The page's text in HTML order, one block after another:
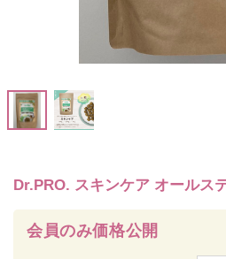
Dr.PRO. スキンケア オールス
会員のみ価格公開